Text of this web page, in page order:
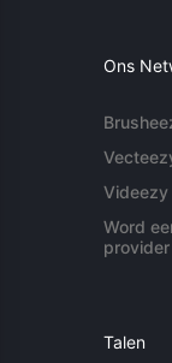
Ons
Videezy
Word
provider
Talen